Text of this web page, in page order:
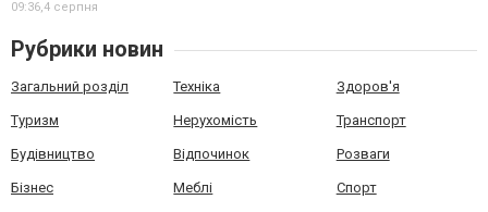
09:36,4 серпня
Рубрики новин
Загальний розділ Техніка Здоров'я
Туризм Нерухомість Транспорт
Будівництво Відпочинок Розваги
Бізнес Меблі Спорт